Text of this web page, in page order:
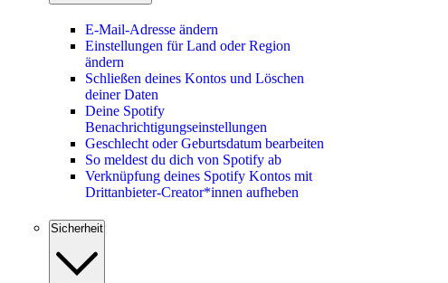
E-Mail-Adresse ändern
Einstellungen für Land oder Region
ändern
Schließen deines Kontos und Löschen
deiner Daten
Deine Spotify
Benachrichtigungseinstellungen
Geschlecht oder Geburtsdatum bearbeiten
So meldest du dich von Spotify ab
Verknüpfung deines Spotify Kontos mit
Drittanbieter-Creator*innen aufheben
Sicherheit